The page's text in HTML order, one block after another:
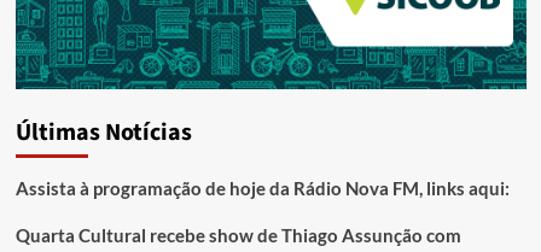
Últimas Notícias
Assista à programação de hoje da Rádio Nova FM, links aqui:
Quarta Cultural recebe show de Thiago Assunção com